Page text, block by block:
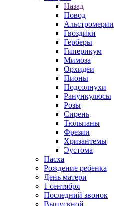
Назад
Повод
Альстромерии
Гвоздики
Герберы
Гиперикум
Мимоза
Орхидеи
Пионы
Подсолнухи
Ранункулюсы
Розы
Сирень
Тюльпаны
Фрезии
Хризантемы
Эустома
Пасха
Рождение ребенка
День матери
1 сентября
Последний звонок
Выпускной